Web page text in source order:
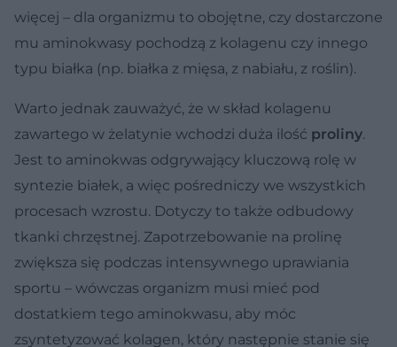
więcej – dla organizmu to obojętne, czy dostarczone
mu aminokwasy pochodzą z kolagenu czy innego
typu białka (np. białka z mięsa, z nabiału, z roślin).
Warto jednak zauważyć, że w skład kolagenu
zawartego w żelatynie wchodzi duża ilość proliny.
Jest to aminokwas odgrywający kluczową rolę w
syntezie białek, a więc pośredniczy we wszystkich
procesach wzrostu. Dotyczy to także odbudowy
tkanki chrzęstnej. Zapotrzebowanie na prolinę
zwiększa się podczas intensywnego uprawiania
sportu – wówczas organizm musi mieć pod
dostatkiem tego aminokwasu, aby móc
zsyntetyzować kolagen, który następnie stanie się